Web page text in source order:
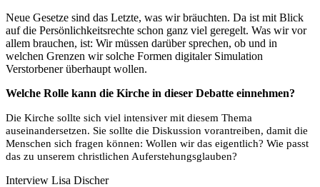
Neue Gesetze sind das Letzte, was wir bräuchten. Da ist mit Blick
auf die Persönlichkeitsrechte schon ganz viel geregelt. Was wir vor
allem brauchen, ist: Wir müssen darüber sprechen, ob und in
welchen Grenzen wir solche Formen digitaler Simulation
Verstorbener überhaupt wollen.
Welche Rolle kann die Kirche in dieser Debatte einnehmen?
Die Kirche sollte sich viel intensiver mit diesem Thema
auseinandersetzen. Sie sollte die Diskussion vorantreiben, damit die
Menschen sich fragen können: Wollen wir das eigentlich? Wie passt
das zu unserem christlichen Auferstehungsglauben?
Interview Lisa Discher